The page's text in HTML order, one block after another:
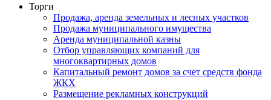
Торги
Продажа, аренда земельных и лесных участков
Продажа муниципального имущества
Аренда муниципальной казны
Отбор управляющих компаний для
многоквартирных домов
Капитальный ремонт домов за счет средств фонда
ЖКХ
Размещение рекламных конструкций